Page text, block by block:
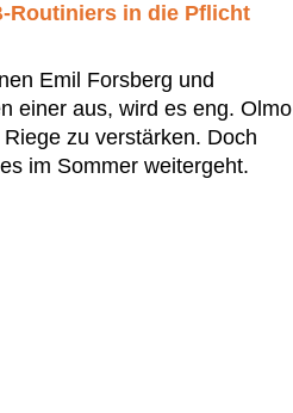
Routiniers in die Pflicht
Emil Forsberg und
einer aus, wird es eng. Olmo
zu verstärken. Doch
im Sommer weitergeht.